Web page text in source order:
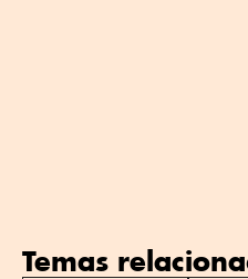
Temas